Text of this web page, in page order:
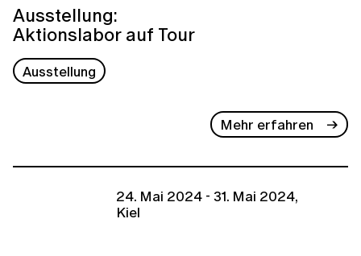
Ausstellung:
Aktionslabor auf Tour
Ausstellung
Mehr erfahren
24. Mai 2024 - 31. Mai 2024,
Kiel